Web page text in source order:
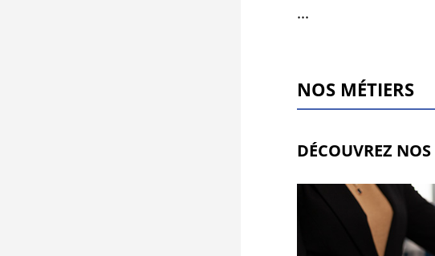
...
NOS MÉTIERS
DÉCOUVREZ